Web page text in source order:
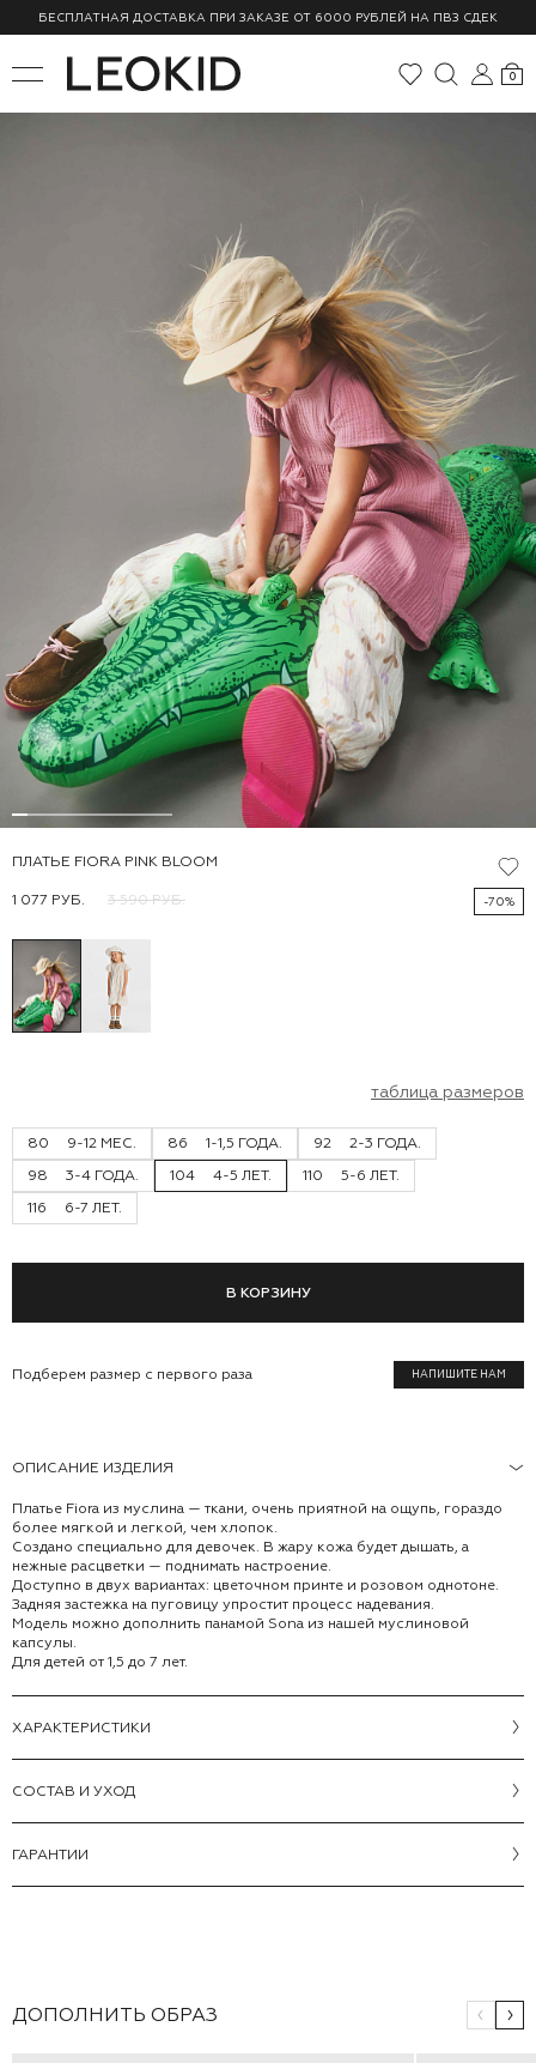
БЕСПЛАТНАЯ ДОСТАВКА ПРИ ЗАКАЗЕ ОТ 6000 РУБЛЕЙ НА ПВЗ СДЕК
0
ПЛАТЬЕ FIORA PINK BLOOM
1 077 РУБ. 3 590 РУБ. -70%
таблица размеров
80 9-12 МЕС. 86 1-1,5 ГОДА. 92 2-3 ГОДА.
98 3-4 ГОДА. 104 4-5 ЛЕТ. 110 5-6 ЛЕТ.
116 6-7 ЛЕТ.
В КОРЗИНУ
Подберем размер с первого раза НАПИШИТЕ НАМ
ОПИСАНИЕ ИЗДЕЛИЯ
Платье Fiora из муслина — ткани, очень приятной на ощупь, гораздо
более мягкой и легкой, чем хлопок.
Создано специально для девочек. В жару кожа будет дышать, а
нежные расцветки — поднимать настроение.
Доступно в двух вариантах: цветочном принте и розовом однотоне.
Задняя застежка на пуговицу упростит процесс надевания.
Модель можно дополнить панамой Sona из нашей муслиновой
капсулы.
Для детей от 1,5 до 7 лет.
ХАРАКТЕРИСТИКИ
CОСТАВ И УХОД
ГАРАНТИИ
ДОПОЛНИТЬ ОБРАЗ